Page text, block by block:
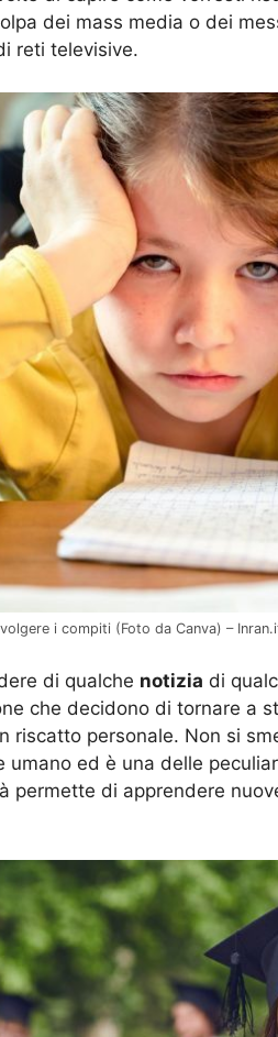
dei mass media o dei
reti televisive.
i compiti (Foto da Canva) –
di qualche notizia di
che decidono di tornare a
riscatto personale. Non si
umano ed è una delle
permette di apprendere